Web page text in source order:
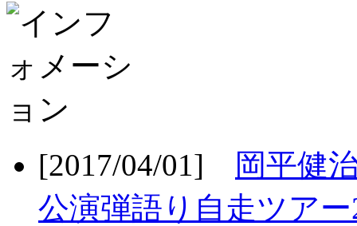
[2017/04/01]
岡平健
公演弾語り自走ツア